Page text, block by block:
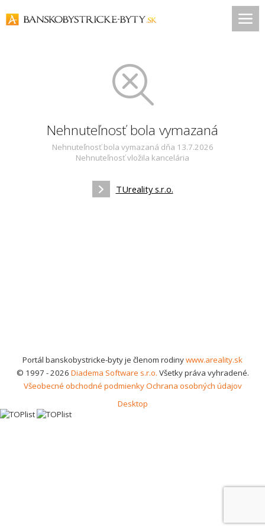
Nehnuteľnosť bola vymazaná
Nehnuteľnosť bola vymazaná dňa 13.7.2026
Nehnuteľnosť vložila kancelária
TUreality s.r.o.
Portál banskobystricke-byty je členom rodinywww.areality.sk
© 1997 - 2026 Diadema Software s.r.o. Všetky práva vyhradené.
Všeobecné obchodné podmienkyOchrana osobných údajov
Desktop